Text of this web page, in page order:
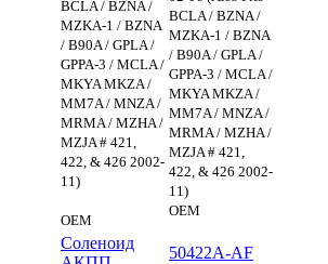
BCLA / BZNA /
MZKA-1 / BZNA
/ B90A / GPLA /
GPPA-3 / MCLA /
MKYA MKZA /
MM7A / MNZA /
MRMA / MZHA /
MZJA # 421,
422, & 426 2002-
11)
OEM
BCLA / BZNA /
MZKA-1 / BZNA
/ B90A / GPLA /
GPPA-3 / MCLA /
MKYA MKZA /
MM7A / MNZA /
MRMA / MZHA /
MZJA # 421,
422, & 426 2002-
11)
OEM
Соленоид
50422A-AF